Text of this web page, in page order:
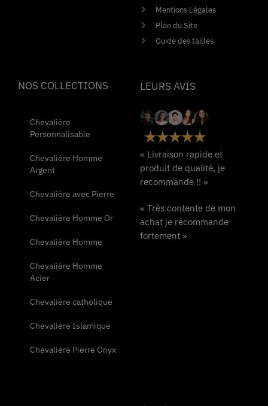
Mentions Légales
Plan du Site
Guide des tailles
NOS COLLECTIONS
Chevalière
Personnalisable
Chevalière Homme
Argent
Chevalière avec Pierre
Chevalière Homme Or
Chevalière Homme
Chevalière Homme
Acier
Chevalière catholique
Chevalière Islamique
Chevalière Pierre Onyx
LEURS AVIS
« Livraison rapide et
produit de qualité, je
recommande !! »
« Très contente de mon
achat je recommande
fortement »